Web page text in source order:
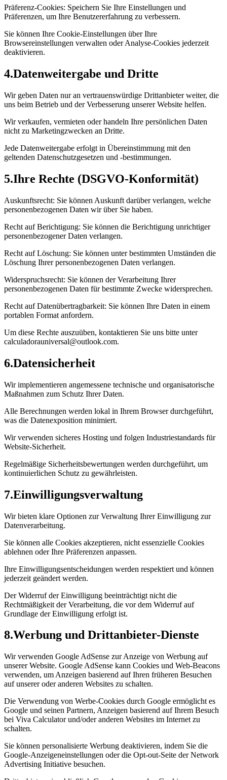
Präferenz-Cookies: Speichern Sie Ihre Einstellungen und
Präferenzen, um Ihre Benutzererfahrung zu verbessern.
Sie können Ihre Cookie-Einstellungen über Ihre
Browsereinstellungen verwalten oder Analyse-Cookies jederzeit
deaktivieren.
4.Datenweitergabe und Dritte
Wir geben Daten nur an vertrauenswürdige Drittanbieter weiter, die
uns beim Betrieb und der Verbesserung unserer Website helfen.
Wir verkaufen, vermieten oder handeln Ihre persönlichen Daten
nicht zu Marketingzwecken an Dritte.
Jede Datenweitergabe erfolgt in Übereinstimmung mit den
geltenden Datenschutzgesetzen und -bestimmungen.
5.Ihre Rechte (DSGVO-Konformität)
Auskunftsrecht: Sie können Auskunft darüber verlangen, welche
personenbezogenen Daten wir über Sie haben.
Recht auf Berichtigung: Sie können die Berichtigung unrichtiger
personenbezogener Daten verlangen.
Recht auf Löschung: Sie können unter bestimmten Umständen die
Löschung Ihrer personenbezogenen Daten verlangen.
Widerspruchsrecht: Sie können der Verarbeitung Ihrer
personenbezogenen Daten für bestimmte Zwecke widersprechen.
Recht auf Datenübertragbarkeit: Sie können Ihre Daten in einem
portablen Format anfordern.
Um diese Rechte auszuüben, kontaktieren Sie uns bitte unter
calculadorauniversal@outlook.com.
6.Datensicherheit
Wir implementieren angemessene technische und organisatorische
Maßnahmen zum Schutz Ihrer Daten.
Alle Berechnungen werden lokal in Ihrem Browser durchgeführt,
was die Datenexposition minimiert.
Wir verwenden sicheres Hosting und folgen Industriestandards für
Website-Sicherheit.
Regelmäßige Sicherheitsbewertungen werden durchgeführt, um
kontinuierlichen Schutz zu gewährleisten.
7.Einwilligungsverwaltung
Wir bieten klare Optionen zur Verwaltung Ihrer Einwilligung zur
Datenverarbeitung.
Sie können alle Cookies akzeptieren, nicht essenzielle Cookies
ablehnen oder Ihre Präferenzen anpassen.
Ihre Einwilligungsentscheidungen werden respektiert und können
jederzeit geändert werden.
Der Widerruf der Einwilligung beeinträchtigt nicht die
Rechtmäßigkeit der Verarbeitung, die vor dem Widerruf auf
Grundlage der Einwilligung erfolgt ist.
8.Werbung und Drittanbieter-Dienste
Wir verwenden Google AdSense zur Anzeige von Werbung auf
unserer Website. Google AdSense kann Cookies und Web-Beacons
verwenden, um Anzeigen basierend auf Ihren früheren Besuchen
auf unserer oder anderen Websites zu schalten.
Die Verwendung von Werbe-Cookies durch Google ermöglicht es
Google und seinen Partnern, Anzeigen basierend auf Ihrem Besuch
bei Viva Calculator und/oder anderen Websites im Internet zu
schalten.
Sie können personalisierte Werbung deaktivieren, indem Sie die
Google-Anzeigeneinstellungen oder die Opt-out-Seite der Network
Advertising Initiative besuchen.